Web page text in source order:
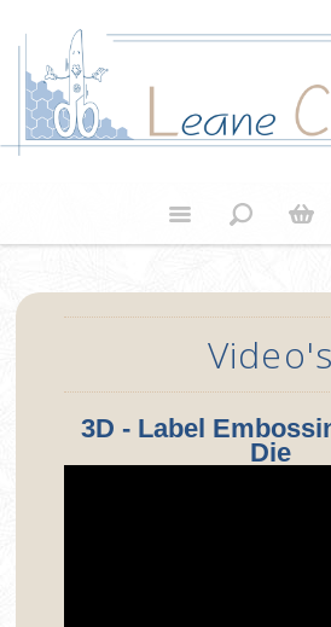
Video's
3D - Label
Die